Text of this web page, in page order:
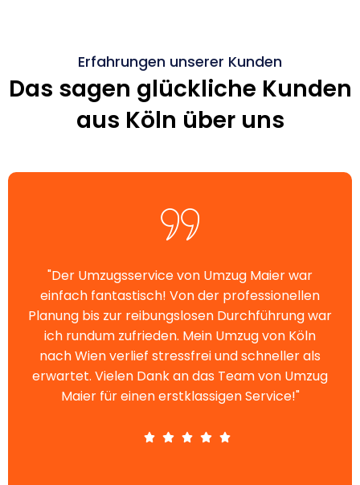
Erfahrungen unserer Kunden
Das sagen glückliche Kunden
aus Köln über uns
"Der Umzugsservice von Umzug Maier war
einfach fantastisch! Von der professionellen
Planung bis zur reibungslosen Durchführung war
ich rundum zufrieden. Mein Umzug von Köln
nach Wien verlief stressfrei und schneller als
erwartet. Vielen Dank an das Team von Umzug
Maier für einen erstklassigen Service!"